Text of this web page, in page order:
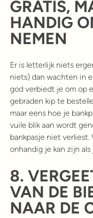
GRATIS,
HANDIG
NEMEN
Er is letterlijk niets
niets) dan wachten in
god verbiedt je om op
gebraden kip te
maar eens hoe je
vuile blik aan wordt
bankpasje niet
onhandig je kan zijn
8.
VAN DE
NAAR DE